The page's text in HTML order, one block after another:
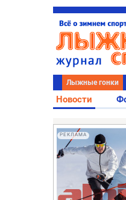
Лыжные гонки
Новости
РЕКЛАМА